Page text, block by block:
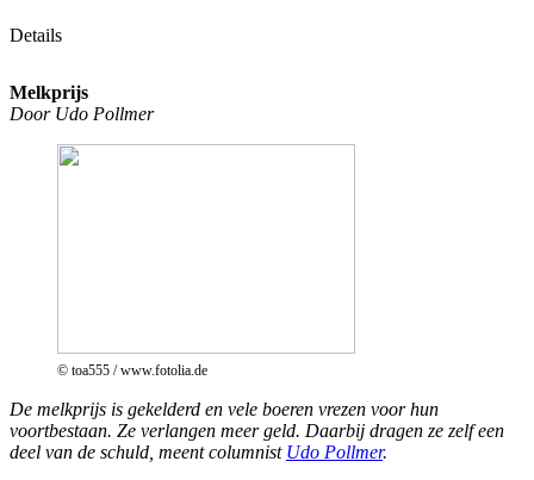
Details
Melkprijs
Door Udo Pollmer
© toa555 / www.fotolia.de
De melkprijs is gekelderd en vele boeren vrezen voor hun
voortbestaan. Ze verlangen meer geld. Daarbij dragen ze zelf een
deel van de schuld, meent columnist Udo Pollmer.